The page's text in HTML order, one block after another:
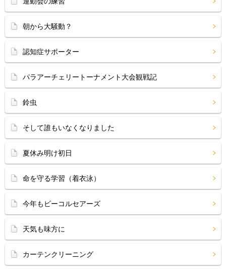
朝から大騒動？
認知症サポーター
パラアーチェリートーナメント大会観戦記
鈴虫
そして誰もいなくなりました
夏休み明け初日
命を守る学習（着衣泳）
今年もビーコルセアーズ
天気も味方に
カーテンクリーニング